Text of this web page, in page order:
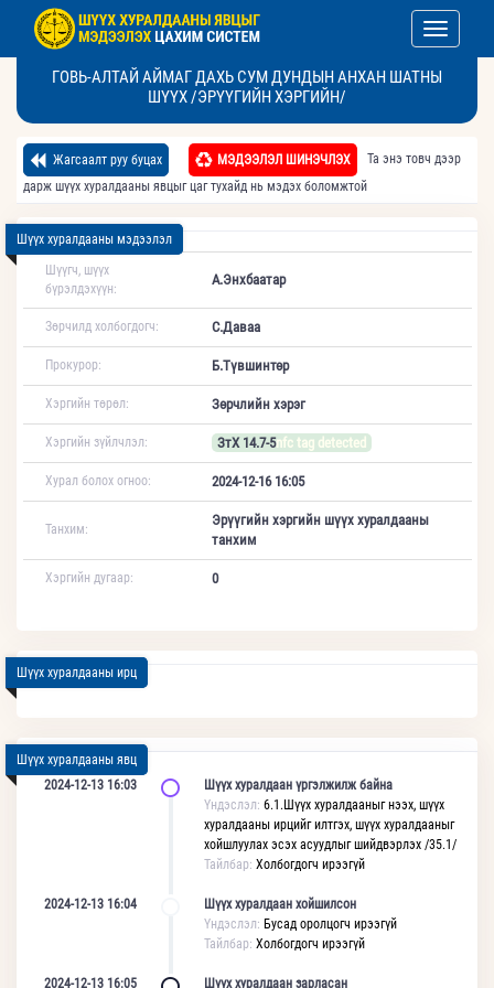
Toggle
ГОВЬ-АЛТАЙ АЙМАГ ДАХЬ СУМ ДУНДЫН АНХАН ШАТНЫ
ШҮҮХ /ЭРҮҮГИЙН ХЭРГИЙН/
Жагсаалт руу буцах МЭДЭЭЛЭЛ ШИНЭЧЛЭХ
Та энэ товч дээр
дарж шүүх хуралдааны явцыг цаг тухайд нь мэдэх боломжтой
Шүүх хуралдааны мэдээлэл
Шүүгч, шүүх
бүрэлдэхүүн:
А.Энхбаатар
Зөрчилд холбогдогч: С.Даваа
Прокурор: Б.Түвшинтөр
Хэргийн төрөл: Зөрчлийн хэрэг
Хэргийн зүйлчлэл: ЗтХ 14.7-5nfc tag detected
Хурал болох огноо: 2024-12-16 16:05
Танхим:
Эрүүгийн хэргийн шүүх хуралдааны
танхим
Хэргийн дугаар: 0
Шүүх хуралдааны ирц
Шүүх хуралдааны явц
2024-12-13 16:03
Шүүх хуралдаан үргэлжилж байна
Үндэслэл: 6.1.Шүүх хуралдааныг нээх, шүүх
хуралдааны ирцийг илтгэх, шүүх хуралдааныг
хойшлуулах эсэх асуудлыг шийдвэрлэх /35.1/
Тайлбар: Холбогдогч ирээгүй
2024-12-13 16:04
Шүүх хуралдаан хойшилсон
Үндэслэл: Бусад оролцогч ирээгүй
Тайлбар: Холбогдогч ирээгүй
2024-12-13 16:05 Шүүх хуралдаан зарласан